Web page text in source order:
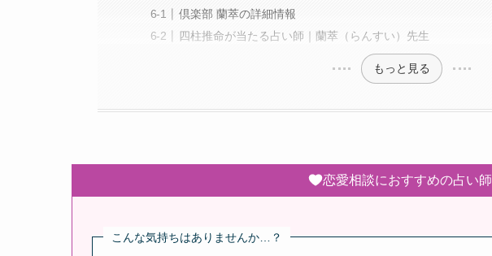
倶楽部 蘭萃の詳細情報
四柱推命が当たる占い師｜蘭萃（らんすい）先生
もっと見る
恋愛相談におすすめの占い師
こんな気持ちはありませんか…？